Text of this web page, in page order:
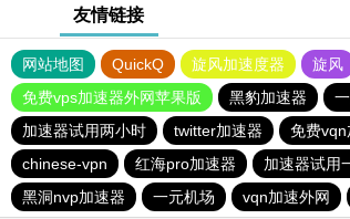
友情链接
网站地图 QuickQ 旋风加速度器 旋风
免费vps加速器外网苹果版
黑豹加速器
加速器试用两小时
twitter加速器 免费vqn
chinese-vpn
红海pro加速器 加速器试用
黑洞nvp加速器
一元机场 vqn加速外网